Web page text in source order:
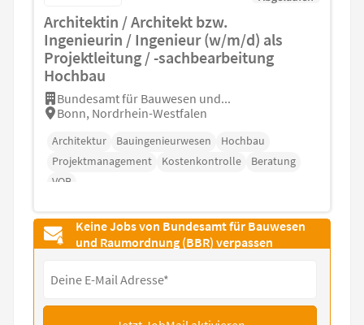
Architektin / Architekt bzw.
Ingenieurin / Ingenieur (w/m/d) als
Projektleitung / -sachbearbeitung
Hochbau
Bundesamt für Bauwesen und...
Bonn, Nordrhein-Westfalen
Architektur Bauingenieurwesen
Hochbau
Projektmanagement
Kostenkontrolle
Beratung
VOB
Keine Jobs von Bundesamt für Bauwesen
und Raumordnung (BBR) verpassen